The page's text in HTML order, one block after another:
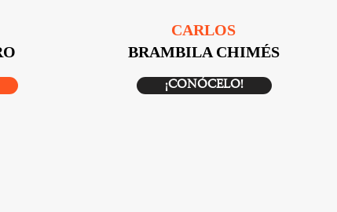
CARLOS
BRAMBILA CHIMÉS
¡CONÓCELO!